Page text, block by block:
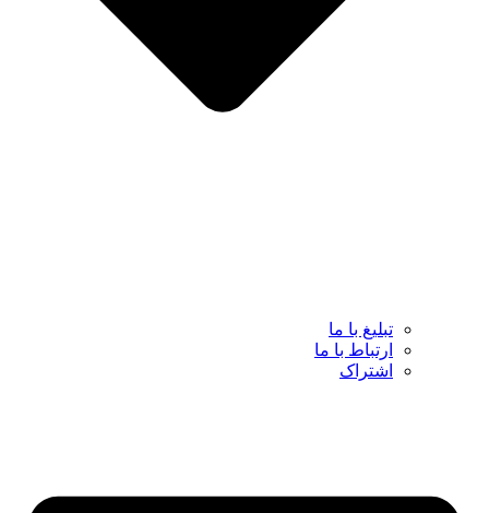
تبلیغ با ما
ارتباط با ما
اشتراک